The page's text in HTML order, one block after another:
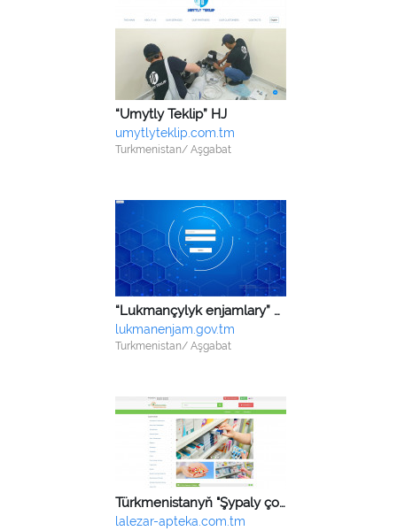
“Umytly Teklip” HJ
umytlyteklip.com.tm
Turkmenistan/ Aşgabat
“Lukmançylyk enjamlary” önümçilik birleşigi
lukmanenjam.gov.tm
Turkmenistan/ Aşgabat
Türkmenistanyň "Şypaly çomuç dermanhanasy" HK
lalezar-apteka.com.tm